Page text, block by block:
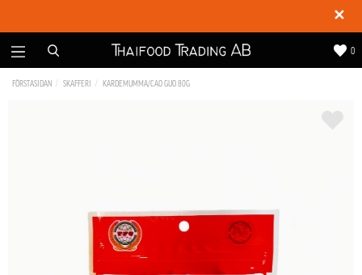
✕
0
FÖRSTASIDAN SKAFFERI KARDEMUMMA/CAO GUO 80G